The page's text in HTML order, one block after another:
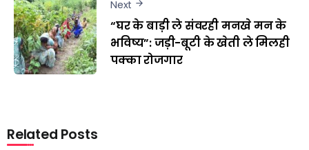
Next
“घर के बाड़ी ले संवरही मनखे मन के
भविष्य”: जड़ी-बूटी के खेती ले मिलही
पक्का रोजगार
Related Posts